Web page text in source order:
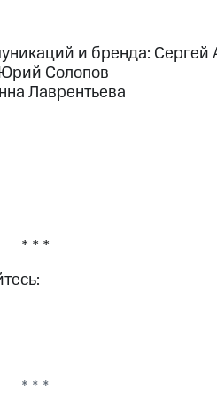
и бренда: Сергей
Юрий Солопов
Лаврентьева
* * *
* * *